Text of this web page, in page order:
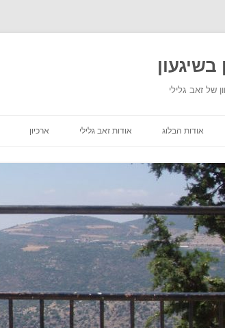
בשיגעון
של זאב גלילי
אודות הבלוג אודות זאב גלילי ארכיון